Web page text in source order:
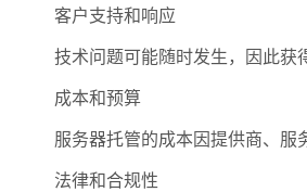
客户支持和响应
技术问题可能随时发生，因此获得
成本和预算
服务器托管的成本因提供商、服务
法律和合规性